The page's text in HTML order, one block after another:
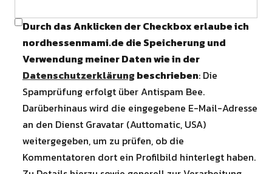
Durch das Anklicken der Checkbox erlaube ich
nordhessenmami.de die Speicherung und
Verwendung meiner Daten wie in der
Datenschutzerklärung beschrieben: Die
Spamprüfung erfolgt über Antispam Bee.
Darüberhinaus wird die eingegebene E-Mail-Adresse
an den Dienst Gravatar (Auttomatic, USA)
weitergegeben, um zu prüfen, ob die
Kommentatoren dort ein Profilbild hinterlegt haben.